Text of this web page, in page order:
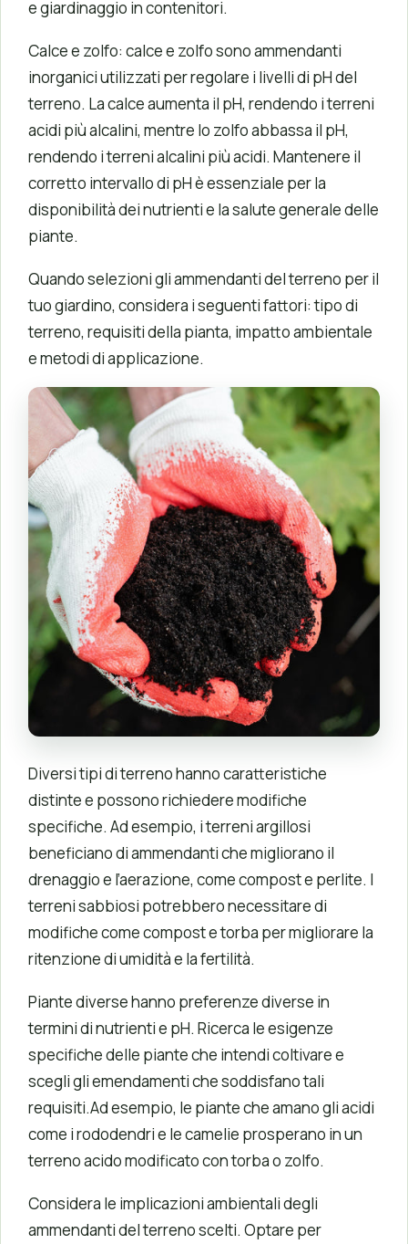
e giardinaggio in contenitori.
Calce e zolfo: calce e zolfo sono ammendanti
inorganici utilizzati per regolare i livelli di pH del
terreno. La calce aumenta il pH, rendendo i terreni
acidi più alcalini, mentre lo zolfo abbassa il pH,
rendendo i terreni alcalini più acidi. Mantenere il
corretto intervallo di pH è essenziale per la
disponibilità dei nutrienti e la salute generale delle
piante.
Quando selezioni gli ammendanti del terreno per il
tuo giardino, considera i seguenti fattori: tipo di
terreno, requisiti della pianta, impatto ambientale
e metodi di applicazione.
Diversi tipi di terreno hanno caratteristiche
distinte e possono richiedere modifiche
specifiche. Ad esempio, i terreni argillosi
beneficiano di ammendanti che migliorano il
drenaggio e l’aerazione, come compost e perlite. I
terreni sabbiosi potrebbero necessitare di
modifiche come compost e torba per migliorare la
ritenzione di umidità e la fertilità.
Piante diverse hanno preferenze diverse in
termini di nutrienti e pH. Ricerca le esigenze
specifiche delle piante che intendi coltivare e
scegli gli emendamenti che soddisfano tali
requisiti.Ad esempio, le piante che amano gli acidi
come i rododendri e le camelie prosperano in un
terreno acido modificato con torba o zolfo.
Considera le implicazioni ambientali degli
ammendanti del terreno scelti. Optare per